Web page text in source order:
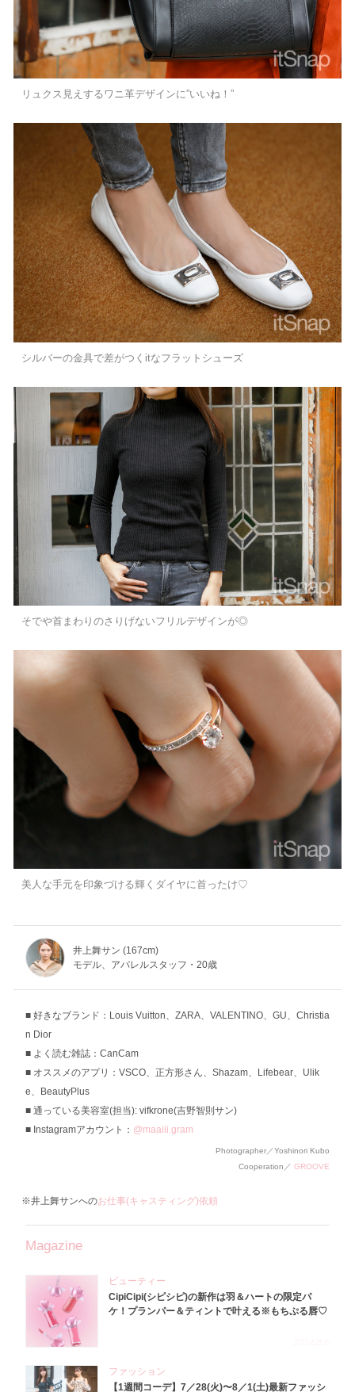
リュクス見えするワニ革デザインに”いいね！”
シルバーの金具で差がつくitなフラットシューズ
そでや首まわりのさりげないフリルデザインが◎
美人な手元を印象づける輝くダイヤに首ったけ♡
井上舞サン (167cm)
モデル、アパレルスタッフ・20歳
好きなブランド：Louis Vuitton、ZARA、VALENTINO、GU、Christia
n Dior
よく読む雑誌：CanCam
オススメのアプリ：VSCO、正方形さん、Shazam、Lifebear、Ulik
e、BeautyPlus
通っている美容室(担当): vifkrone(吉野智則サン)
Instagramアカウント： @maaiii.gram
Photographer／Yoshinori Kubo
Cooperation／ GROOVE
※井上舞サンへのお仕事(キャスティング)依頼
Magazine
ビューティー
CipiCipi(シピシピ)の新作は羽＆ハートの限定パ
ケ！プランパー＆ティントで叶える※もちぷる唇♡
ファッション
【1週間コーデ】7／28(火)〜8／1(土)最新ファッシ